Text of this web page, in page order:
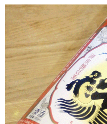
純 米 酒
よえもん 川村酒造店（岩
田从･月下の舞 舞鶴酒造（
綿屋 金の井酒造（宮城県
大七 大七酒造（福島県二
宗玄 宗玄酒造（石川県珠